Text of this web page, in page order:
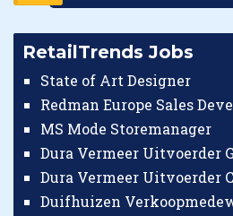
RetailTrends Jobs
State of Art Designer
Redman Europe Sales
MS Mode Storemanager
Dura Vermeer Uitvoerder
Dura Vermeer Uitvoerder
Duifhuizen